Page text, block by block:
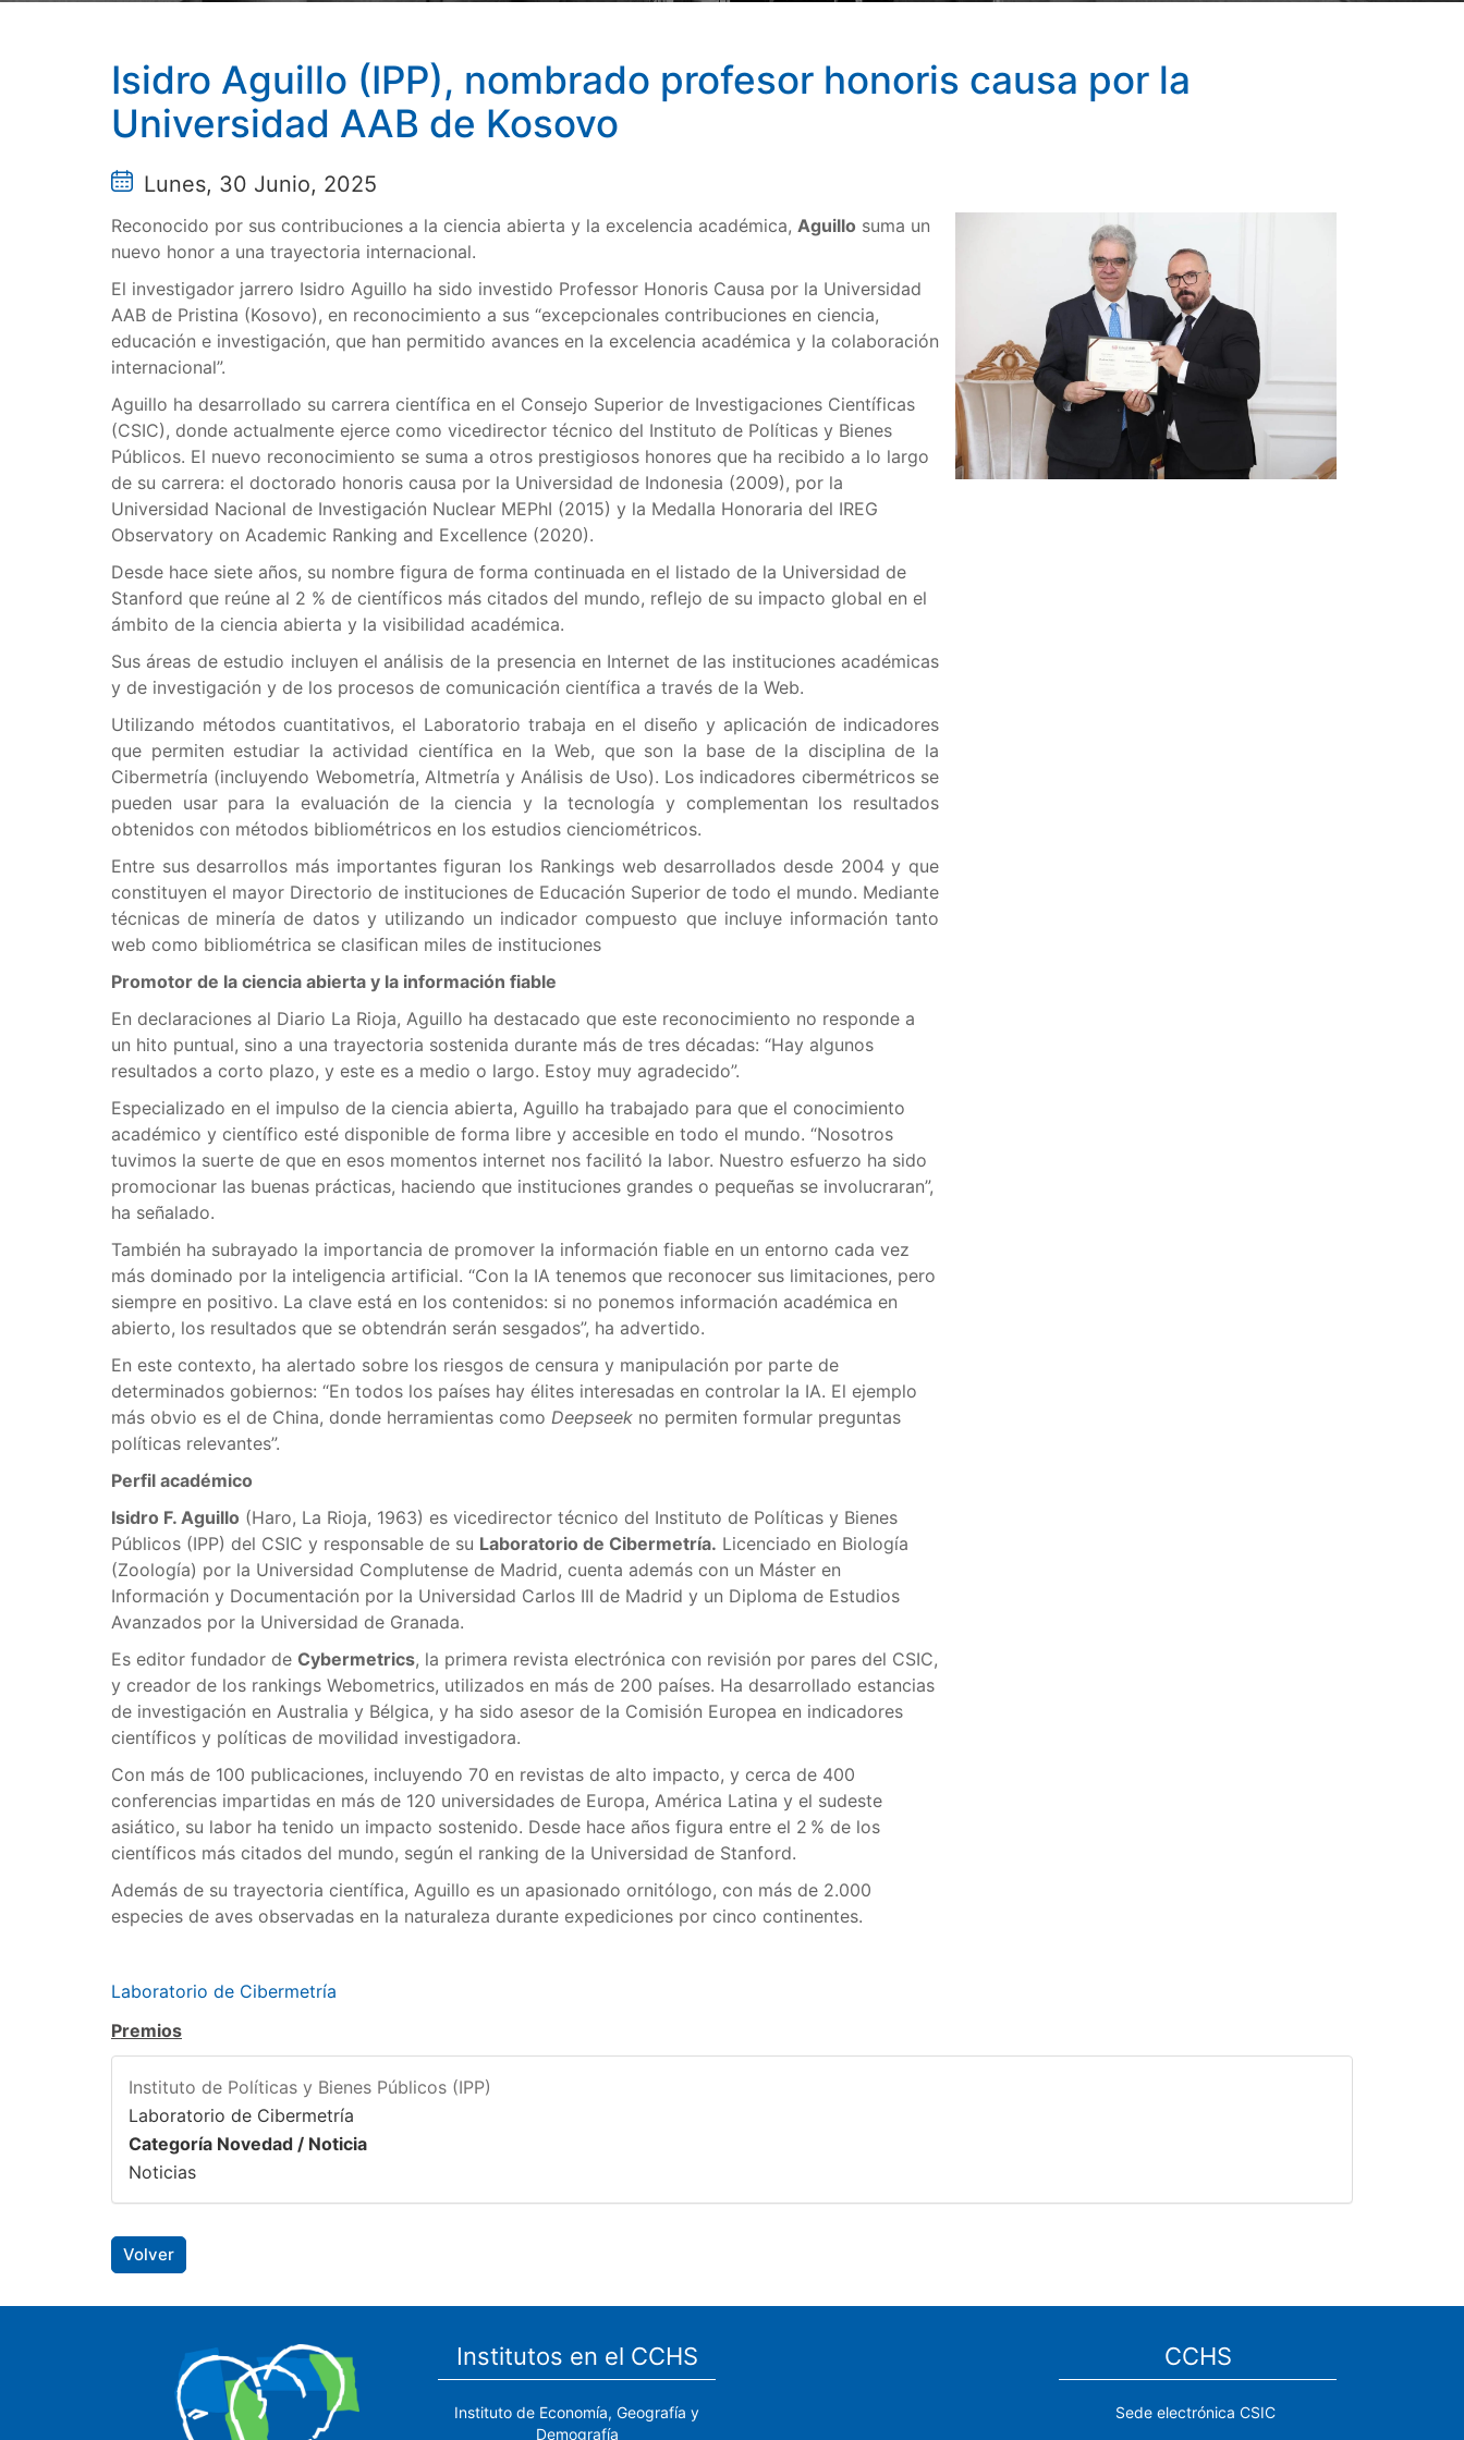
Isidro Aguillo (IPP), nombrado profesor honoris causa por la
Universidad AAB de Kosovo
Lunes, 30 Junio, 2025
Reconocido por sus contribuciones a la ciencia abierta y la excelencia académica, Aguillo suma un
nuevo honor a una trayectoria internacional.
El investigador jarrero Isidro Aguillo ha sido investido Professor Honoris Causa por la Universidad
AAB de Pristina (Kosovo), en reconocimiento a sus “excepcionales contribuciones en ciencia,
educación e investigación, que han permitido avances en la excelencia académica y la colaboración
internacional”.
Aguillo ha desarrollado su carrera científica en el Consejo Superior de Investigaciones Científicas
(CSIC), donde actualmente ejerce como vicedirector técnico del Instituto de Políticas y Bienes
Públicos. El nuevo reconocimiento se suma a otros prestigiosos honores que ha recibido a lo largo
de su carrera: el doctorado honoris causa por la Universidad de Indonesia (2009), por la
Universidad Nacional de Investigación Nuclear MEPhI (2015) y la Medalla Honoraria del IREG
Observatory on Academic Ranking and Excellence (2020).
Desde hace siete años, su nombre figura de forma continuada en el listado de la Universidad de
Stanford que reúne al 2 % de científicos más citados del mundo, reflejo de su impacto global en el
ámbito de la ciencia abierta y la visibilidad académica.
Sus áreas de estudio incluyen el análisis de la presencia en Internet de las instituciones académicas
y de investigación y de los procesos de comunicación científica a través de la Web.
Utilizando métodos cuantitativos, el Laboratorio trabaja en el diseño y aplicación de indicadores
que permiten estudiar la actividad científica en la Web, que son la base de la disciplina de la
Cibermetría (incluyendo Webometría, Altmetría y Análisis de Uso). Los indicadores cibermétricos se
pueden usar para la evaluación de la ciencia y la tecnología y complementan los resultados
obtenidos con métodos bibliométricos en los estudios cienciométricos.
Entre sus desarrollos más importantes figuran los Rankings web desarrollados desde 2004 y que
constituyen el mayor Directorio de instituciones de Educación Superior de todo el mundo. Mediante
técnicas de minería de datos y utilizando un indicador compuesto que incluye información tanto
web como bibliométrica se clasifican miles de instituciones
Promotor de la ciencia abierta y la información fiable
En declaraciones al Diario La Rioja, Aguillo ha destacado que este reconocimiento no responde a
un hito puntual, sino a una trayectoria sostenida durante más de tres décadas: “Hay algunos
resultados a corto plazo, y este es a medio o largo. Estoy muy agradecido”.
Especializado en el impulso de la ciencia abierta, Aguillo ha trabajado para que el conocimiento
académico y científico esté disponible de forma libre y accesible en todo el mundo. “Nosotros
tuvimos la suerte de que en esos momentos internet nos facilitó la labor. Nuestro esfuerzo ha sido
promocionar las buenas prácticas, haciendo que instituciones grandes o pequeñas se involucraran”,
ha señalado.
También ha subrayado la importancia de promover la información fiable en un entorno cada vez
más dominado por la inteligencia artificial. “Con la IA tenemos que reconocer sus limitaciones, pero
siempre en positivo. La clave está en los contenidos: si no ponemos información académica en
abierto, los resultados que se obtendrán serán sesgados”, ha advertido.
En este contexto, ha alertado sobre los riesgos de censura y manipulación por parte de
determinados gobiernos: “En todos los países hay élites interesadas en controlar la IA. El ejemplo
más obvio es el de China, donde herramientas como Deepseek no permiten formular preguntas
políticas relevantes”.
Perfil académico
Isidro F. Aguillo (Haro, La Rioja, 1963) es vicedirector técnico del Instituto de Políticas y Bienes
Públicos (IPP) del CSIC y responsable de su Laboratorio de Cibermetría. Licenciado en Biología
(Zoología) por la Universidad Complutense de Madrid, cuenta además con un Máster en
Información y Documentación por la Universidad Carlos III de Madrid y un Diploma de Estudios
Avanzados por la Universidad de Granada.
Es editor fundador de Cybermetrics, la primera revista electrónica con revisión por pares del CSIC,
y creador de los rankings Webometrics, utilizados en más de 200 países. Ha desarrollado estancias
de investigación en Australia y Bélgica, y ha sido asesor de la Comisión Europea en indicadores
científicos y políticas de movilidad investigadora.
Con más de 100 publicaciones, incluyendo 70 en revistas de alto impacto, y cerca de 400
conferencias impartidas en más de 120 universidades de Europa, América Latina y el sudeste
asiático, su labor ha tenido un impacto sostenido. Desde hace años figura entre el 2 % de los
científicos más citados del mundo, según el ranking de la Universidad de Stanford.
Además de su trayectoria científica, Aguillo es un apasionado ornitólogo, con más de 2.000
especies de aves observadas en la naturaleza durante expediciones por cinco continentes.
Laboratorio de Cibermetría
Premios
Instituto de Políticas y Bienes Públicos (IPP)
Laboratorio de Cibermetría
Categoría Novedad / Noticia
Noticias
Volver
Institutos en el CCHS
Instituto de Economía, Geografía y
Demografía
CCHS
Sede electrónica CSIC